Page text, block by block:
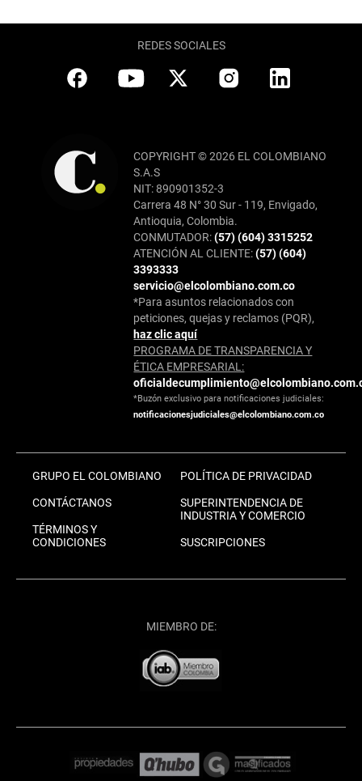
REDES SOCIALES
COPYRIGHT © 2026 EL COLOMBIANO
S.A.S
NIT: 890901352-3
Carrera 48 N° 30 Sur - 119, Envigado,
Antioquia, Colombia.
CONMUTADOR:(57) (604) 3315252
ATENCIÓN AL CLIENTE:(57) (604)
3393333
servicio@elcolombiano.com.co
*Para asuntos relacionados con
peticiones, quejas y reclamos (PQR),
haz clic aquí
PROGRAMA DE TRANSPARENCIA Y
ÉTICA EMPRESARIAL:
*Buzón exclusivo para notificaciones judiciales:
notificacionesjudiciales@elcolombiano.com.co
GRUPO EL COLOMBIANO
CONTÁCTANOS
TÉRMINOS Y
CONDICIONES
POLÍTICA DE PRIVACIDAD
SUPERINTENDENCIA DE
INDUSTRIA Y COMERCIO
SUSCRIPCIONES
MIEMBRO DE: